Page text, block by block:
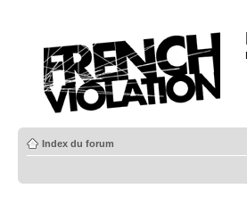
Index du forum